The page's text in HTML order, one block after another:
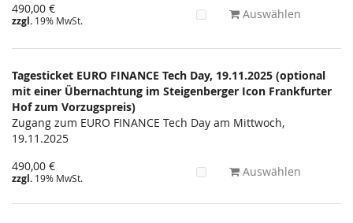
490,00 €
zzgl. 19% MwSt. Auswählen
Tagesticket EURO FINANCE Tech Day, 19.11.2025 (optional
mit einer Übernachtung im Steigenberger Icon Frankfurter
Hof zum Vorzugspreis)
Zugang zum EURO FINANCE Tech Day am Mittwoch,
19.11.2025
490,00 €
zzgl. 19% MwSt. Auswählen